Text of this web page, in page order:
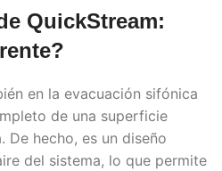
QuickStream:
en la evacuación sifónica
de una superficie
De hecho, es un diseño
del sistema, lo que permite